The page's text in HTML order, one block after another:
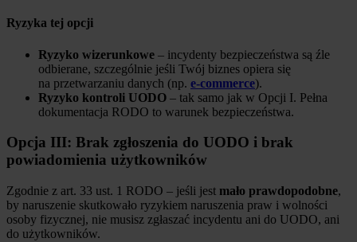
Ryzyka tej opcji
Ryzyko wizerunkowe – incydenty bezpieczeństwa są źle
odbierane, szczególnie jeśli Twój biznes opiera się
na przetwarzaniu danych (np. e-commerce).
Ryzyko kontroli UODO – tak samo jak w Opcji I. Pełna
dokumentacja RODO to warunek bezpieczeństwa.
Opcja III: Brak zgłoszenia do UODO i brak
powiadomienia użytkowników
Zgodnie z art. 33 ust. 1 RODO – jeśli jest mało prawdopodobne,
by naruszenie skutkowało ryzykiem naruszenia praw i wolności
osoby fizycznej, nie musisz zgłaszać incydentu ani do UODO, ani
do użytkowników.